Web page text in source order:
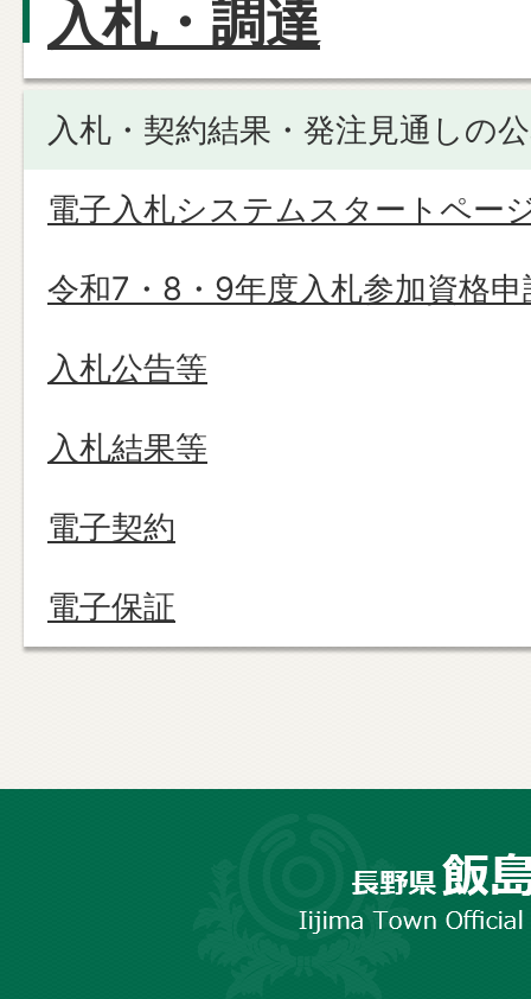
入札・調達
入札・契約結果・発注見通しの
電子入札システムスタートペー
令和7・8・9年度入札参加資格申
入札公告等
入札結果等
電子契約
電子保証